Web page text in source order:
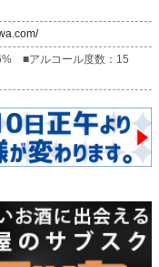
■アルコール度数：15